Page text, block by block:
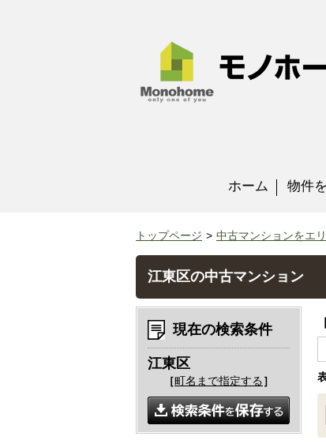
ホーム 物件
トップページ 中古マンションをエ
江東区の中古マンション
現在の検索条件
江東区
［町名まで指定する ］